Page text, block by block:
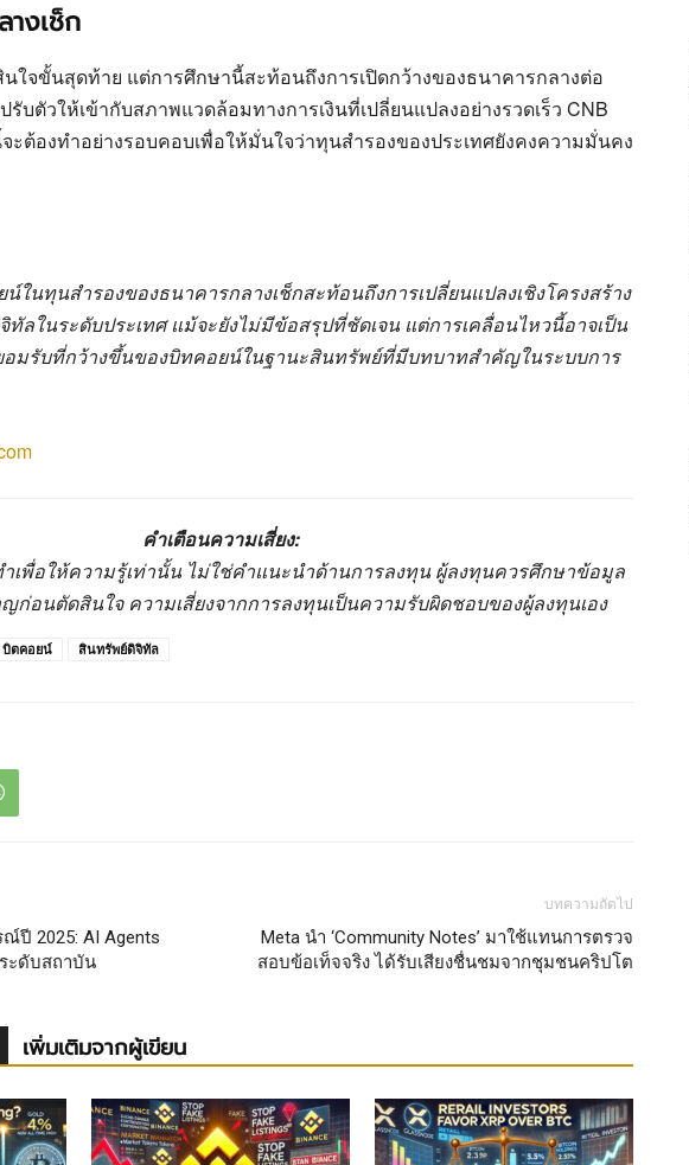
างเช็ก
นใจขั้นสุดท้าย แต่การศึกษานี้สะท้อนถึงการเปิดกว้างของธนาคารกลางต่อ
บตัวให้เข้ากับสภาพแวดล้อมทางการเงินที่เปลี่ยนแปลงอย่างรวดเร็ว CNB
ะต้องทำอย่างรอบคอบเพื่อให้มั่นใจว่าทุนสำรองของประเทศยังคงความมั่นคง
ในทุนสำรองของธนาคารกลางเช็กสะท้อนถึงการเปลี่ยนแปลงเชิงโครงสร้าง
ลในระดับประเทศ แม้จะยังไม่มีข้อสรุปที่ชัดเจน แต่การเคลื่อนไหวนี้อาจเป็น
มรับที่กว้างขึ้นของบิทคอยน์ในฐานะสินทรัพย์ที่มีบทบาทสำคัญในระบบการ
คำเตือนความเสี่ยง:
เพื่อให้ความรู้เท่านั้น ไม่ใช่คำแนะนำด้านการลงทุน ผู้ลงทุนควรศึกษาข้อมูล
ก่อนตัดสินใจ ความเสี่ยงจากการลงทุนเป็นความรับผิดชอบของผู้ลงทุนเอง
บิตคอยน์ สินทรัพย์ดิจิทัล
ปี 2025: AI Agents
ะดับสถาบัน
บทความถัดไป
Meta นำ ‘Community Notes’ มาใช้แทนการตรวจ
สอบข้อเท็จจริง ได้รับเสียงชื่นชมจากชุมชนคริปโต
เพิ่มเติมจากผู้เขียน